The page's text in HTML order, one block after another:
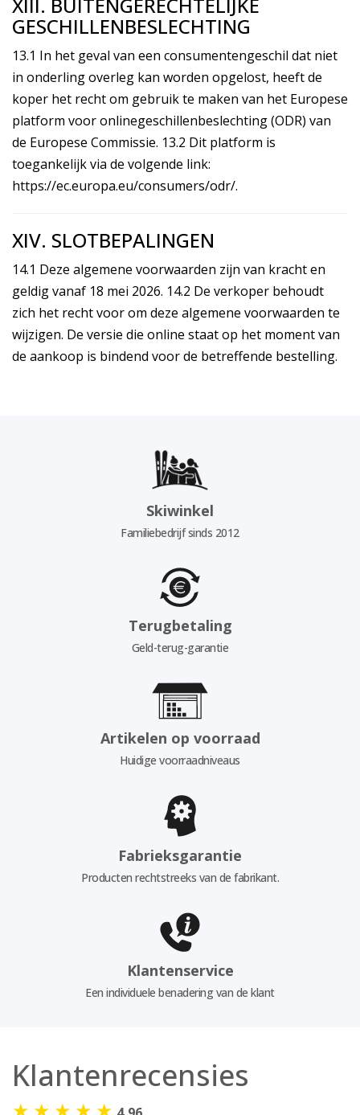
GESCHILLENBESLECHTING
13.1 In het geval van een consumentengeschil dat niet
in onderling overleg kan worden opgelost, heeft de
koper het recht om gebruik te maken van het Europese
platform voor onlinegeschillenbeslechting (ODR) van
de Europese Commissie. 13.2 Dit platform is
toegankelijk via de volgende link:
https://ec.europa.eu/consumers/odr/.
XIV. SLOTBEPALINGEN
14.1 Deze algemene voorwaarden zijn van kracht en
geldig vanaf 18 mei 2026. 14.2 De verkoper behoudt
zich het recht voor om deze algemene voorwaarden te
wijzigen. De versie die online staat op het moment van
de aankoop is bindend voor de betreffende bestelling.
Skiwinkel
Familiebedrijf sinds 2012
Terugbetaling
Geld-terug-garantie
Artikelen op voorraad
Huidige voorraadniveaus
Fabrieksgarantie
Producten rechtstreeks van de fabrikant.
Klantenservice
Een individuele benadering van de klant
Klantenrecensies